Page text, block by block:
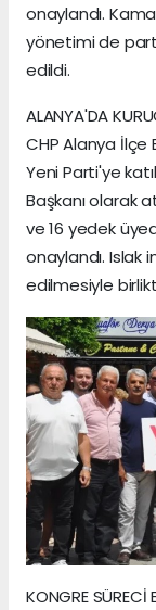
onaylandı.
yönetimi de
edildi.
ALANYA'DA
CHP Alanya İlçe
Yeni Parti'ye
Başkanı olarak
ve 16 yedek
onaylandı. Islak
edilmesiyle
KONGRE SÜRECİ